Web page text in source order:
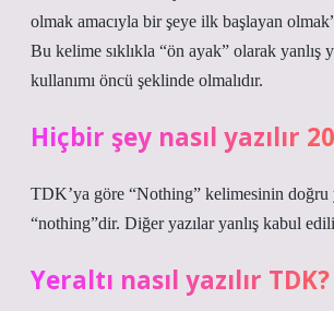
olmak amacıyla bir şeye ilk başlayan
Bu kelime sıklıkla “ön ayak” olarak yanlış
kullanımı öncü şeklinde olmalıdır.
Hiçbir şey nasıl yazılır
TDK’ya göre “Nothing” kelimesinin doğru
“nothing”dir. Diğer yazılar yanlış kabul
Yeraltı nasıl yazılır TDK?